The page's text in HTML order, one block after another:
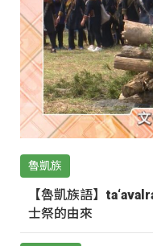
魯凱族
【魯凱族語】
士祭的由來